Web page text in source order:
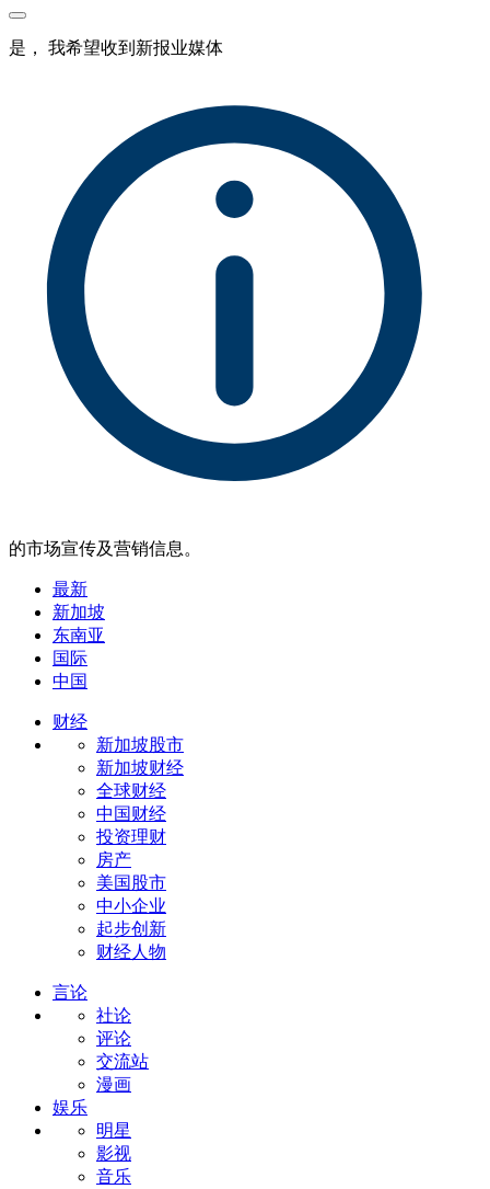
是， 我希望收到新报业媒体
的市场宣传及营销信息。
最新
新加坡
东南亚
国际
中国
财经
新加坡股市
新加坡财经
全球财经
中国财经
投资理财
房产
美国股市
中小企业
起步创新
财经人物
言论
社论
评论
交流站
漫画
娱乐
明星
影视
音乐